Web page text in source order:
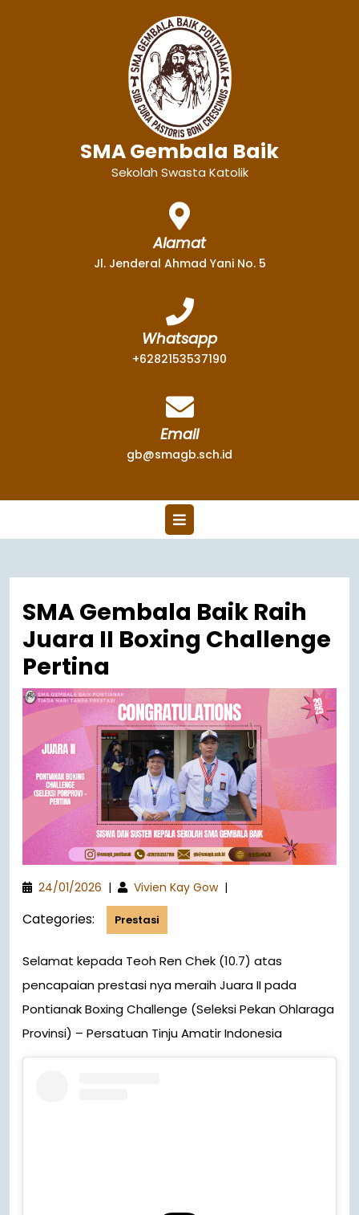
SMA Gembala Baik
Sekolah Swasta Katolik
Alamat
Jl. Jenderal Ahmad Yani No. 5
Whatsapp
+6282153537190
Email
gb@smagb.sch.id
SMA Gembala Baik Raih
Juara II Boxing Challenge
Pertina
24/01/2026 | Vivien Kay Gow |
Categories: Prestasi
Selamat kepada Teoh Ren Chek (10.7) atas
pencapaian prestasi nya meraih Juara II pada
Pontianak Boxing Challenge (Seleksi Pekan Ohlaraga
Provinsi) – Persatuan Tinju Amatir Indonesia